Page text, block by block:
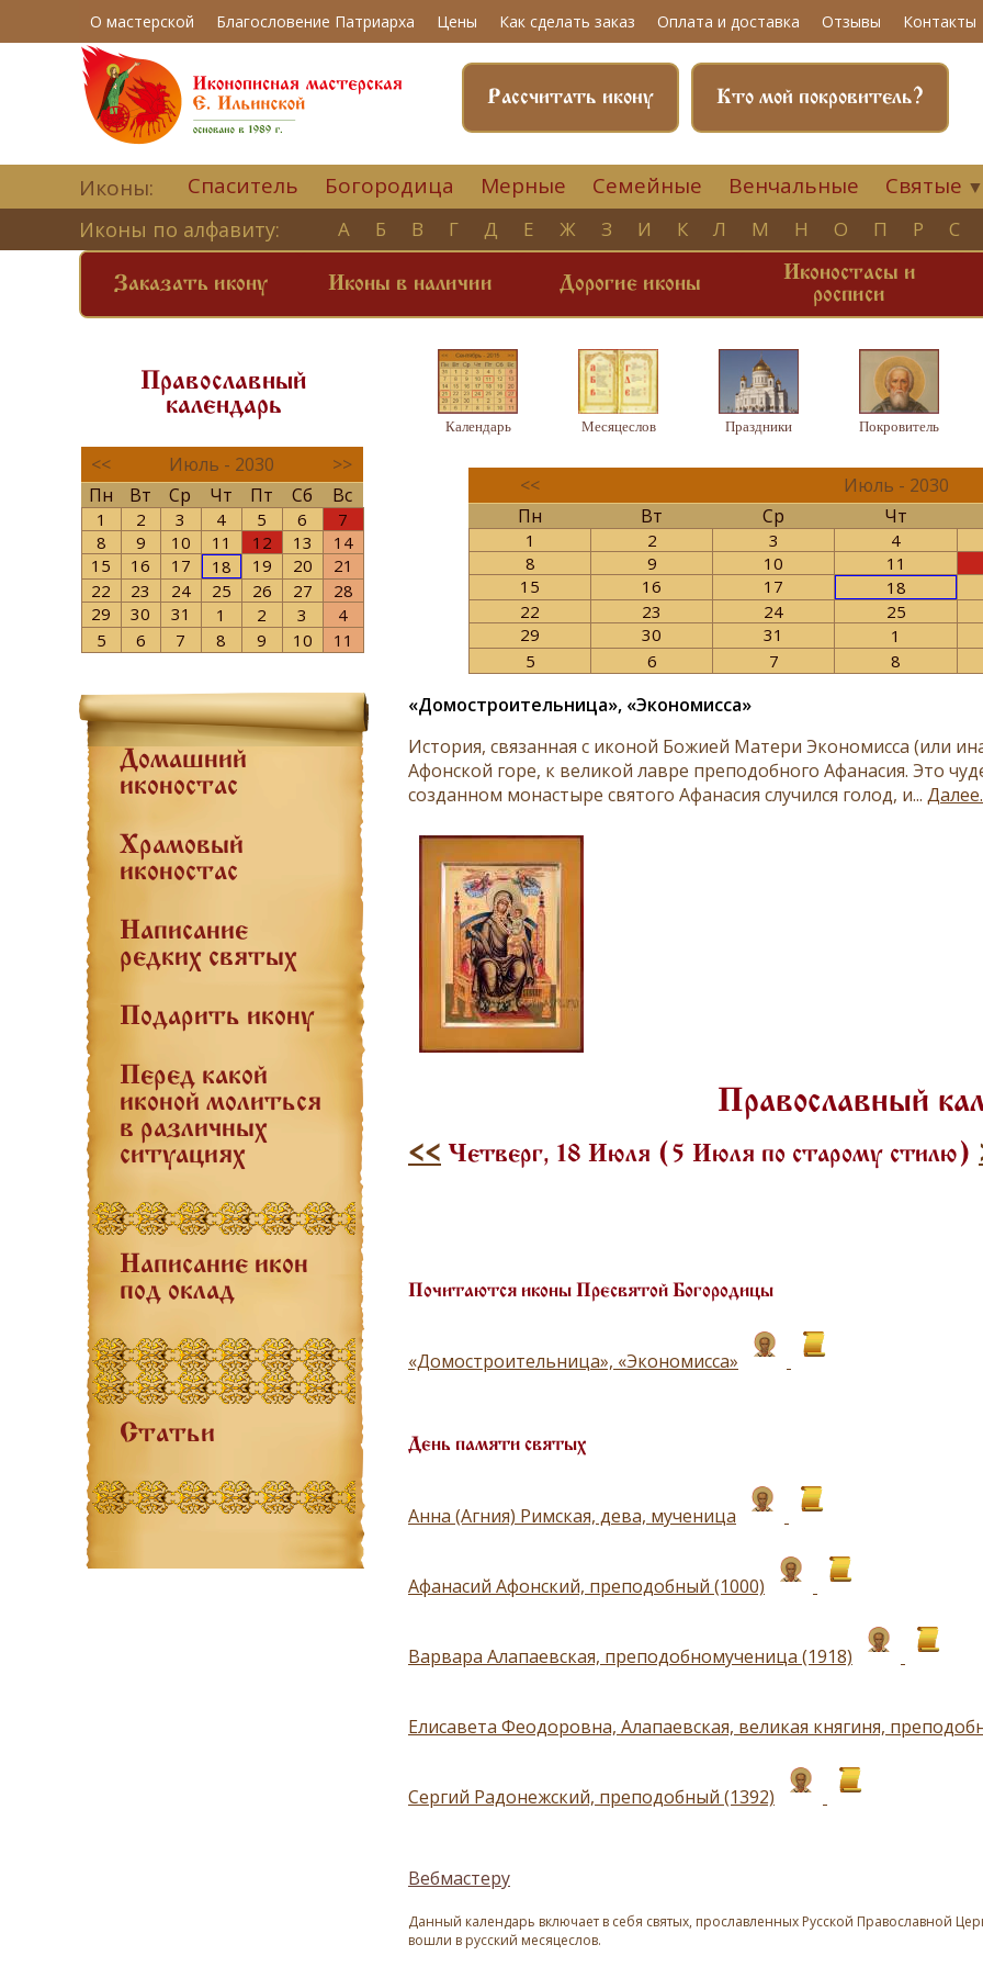
О мастерской Благословение Патриарха Цены Как сделать заказ Оплата и доставка Отзывы Контакты
Кто мой покровитель?
Рассчитать икону
Иконы: Спаситель Богородица Мерные Семейные Венчальные Святые ▼
Иконы по алфавиту: А Б В Г Д Е Ж З И К Л М Н О П Р С
Заказать икону Иконы в наличии Дорогие иконы
Иконостасы и
росписи
Православный
календарь
<< Июль - 2030
>>
Пн
Вт Ср Чт Пт Сб Вс
1 2 3 4 5 6
7
8
9 10 11 12 13
14
15
16 17 18 19 20
21
22
23 24 25 26 27
28
29
30 31 1 2 3
4
5
6 7 8 9 10 11
Домашний
иконостас
Храмовый
иконостас
Написание
редких святых
Подарить икону
Перед какой
иконой молиться
в различных
ситуациях
Написание икон
под оклад
Статьи
Календарь Месяцеслов Праздники Покровитель
<< Июль - 2030
Пн
Вт Ср Чт
1 2 3 4
8
9 10 11
15
16 17 18
22
23 24 25
29
30 31 1
5
6 7 8
«Домостроительница», «Экономисса»
История, связанная с иконой Божией Матери Экономисса (или
Афонской горе, к великой лавре преподобного Афанасия. Это
созданном монастыре святого Афанасия случился голод, и...
Православный
<< Четверг, 18 Июля (5 Июля по старому стилю)
Почитаются иконы Пресвятой Богородицы
«Домостроительница», «Экономисса»
День памяти святых
Анна (Агния) Римская, дева, мученица
Афанасий Афонский, преподобный (1000)
Варвара Алапаевская, преподобномученица (1918)
Елисавета Феодоровна, Алапаевская, великая княгиня,
Сергий Радонежский, преподобный (1392)
Вебмастеру
Данный календарь включает в себя святых, прославленных Русской Православной
вошли в русский месяцеслов.